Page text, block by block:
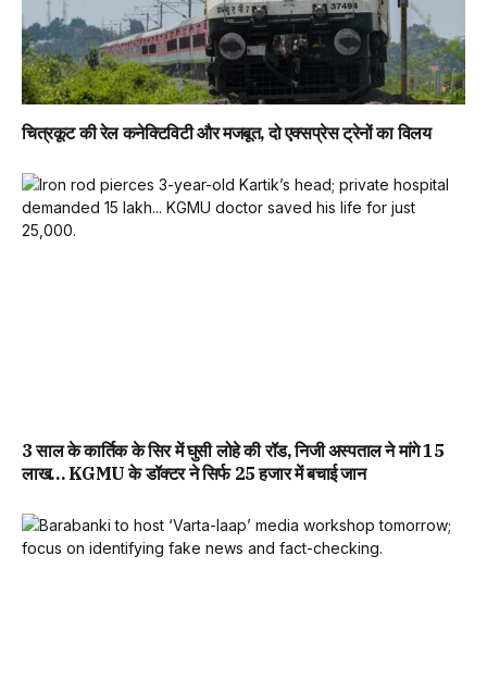
चित्रकूट की रेल कनेक्टिविटी और मजबूत, दो एक्सप्रेस ट्रेनों का विलय
3 साल के कार्तिक के सिर में घुसी लोहे की रॉड, निजी अस्पताल ने मांगे 15
लाख… KGMU के डॉक्टर ने सिर्फ 25 हजार में बचाई जान